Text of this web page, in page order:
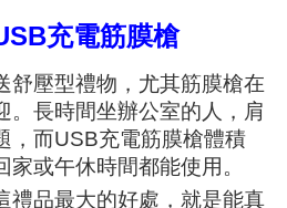
充電筋膜槍
舒壓型禮物，尤其筋膜槍在
。長時間坐辦公室的人，肩
，而USB充電筋膜槍體積
或午休時間都能使用。
禮品最大的好處，就是能真